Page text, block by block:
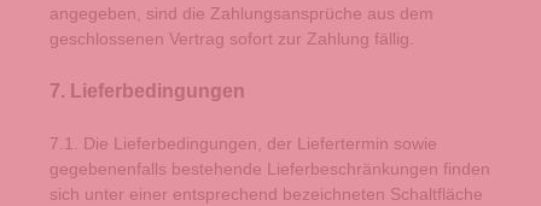
angegeben, sind die Zahlungsansprüche aus dem
geschlossenen Vertrag sofort zur Zahlung fällig.
7. Lieferbedingungen
7.1. Die Lieferbedingungen, der Liefertermin sowie
gegebenenfalls bestehende Lieferbeschränkungen finden
sich unter einer entsprechend bezeichneten Schaltfläche